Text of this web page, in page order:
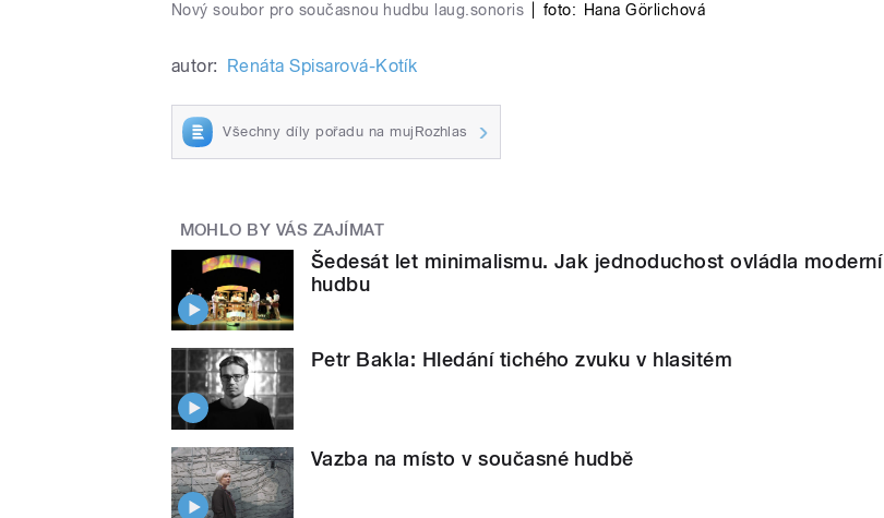
Nový soubor pro současnou hudbu laug.sonoris foto: Hana Görlichová
autor: Renáta Spisarová-Kotík
Všechny díly pořadu na mujRozhlas
MOHLO BY VÁS ZAJÍMAT
Šedesát let minimalismu. Jak jednoduchost ovládla moderní
hudbu
Petr Bakla: Hledání tichého zvuku v hlasitém
Vazba na místo v současné hudbě